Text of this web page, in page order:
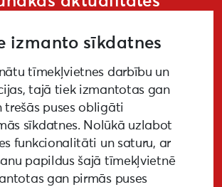
PIETEIKTIES
MEDIJIEM LKA PĒTĪJUMS
izmanto sīkdatnes
tīmekļvietnes darbību un
tajā tiek izmantotas gan
trešās puses obligāti
sīkdatnes. Nolūkā uzlabot
funkcionalitāti un saturu, ar
papildus šajā tīmekļvietnē
gan pirmās puses